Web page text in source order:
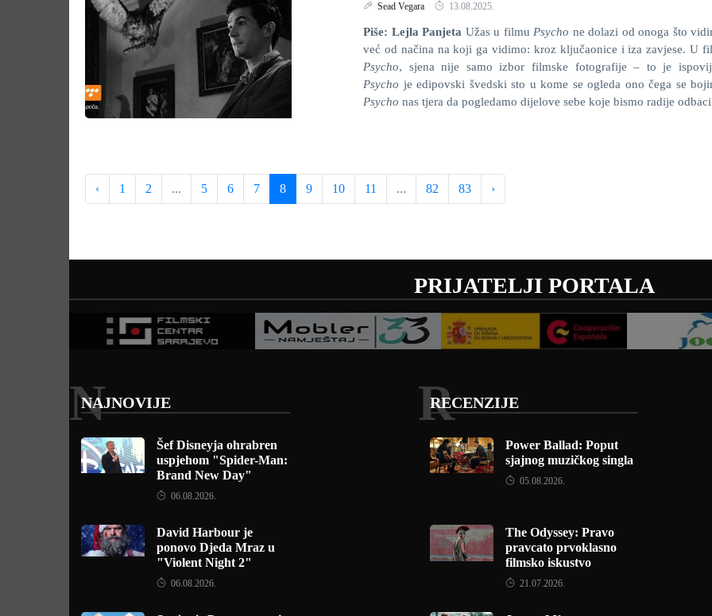
Sead Vegara 13.08.2025.
Piše: Lejla Panjeta Užas u filmu Psycho ne dolazi od onoga što
već od načina na koji ga vidimo: kroz ključaonice i iza zavjese. U
Psycho, sjena nije samo izbor filmske fotografije – to je
Psycho je edipovski švedski sto u kome se ogleda ono čega se
Psycho nas tjera da pogledamo dijelove sebe koje bismo radije
‹ 1 2 ... 5 6 7 8 9 10 11 ... 82 83 ›
PRIJATELJI PORTALA
NAJNOVIJE
N
Šef Disneyja ohrabren
uspjehom "Spider-Man:
Brand New Day"
06.08.2026.
David Harbour je
ponovo Djeda Mraz u
"Violent Night 2"
06.08.2026.
RECENZIJE
R
Power Ballad: Poput
sjajnog muzičkog singla
05.08.2026.
The Odyssey: Pravo
pravcato prvoklasno
filmsko iskustvo
21.07.2026.